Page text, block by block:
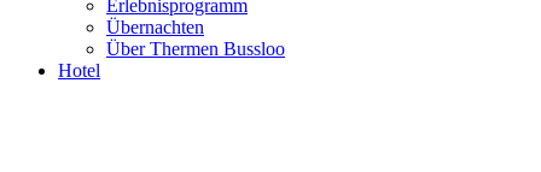
Erlebnisprogramm
Übernachten
Über Thermen Bussloo
Hotel